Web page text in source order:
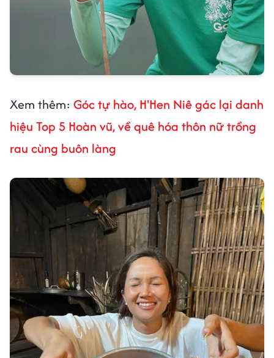
Xem thêm: Góc tự hào, H'Hen Niê gác lại danh
hiệu Top 5 Hoàn vũ, về quê hóa thôn nữ trồng
rau cùng buôn làng